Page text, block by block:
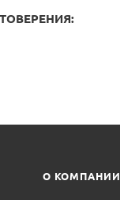
О КОМПАНИИ